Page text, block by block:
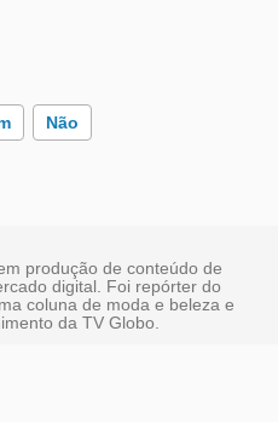
Não
incorreta
que procuro
produção de conteúdo de
digital. Foi repórter do
coluna de moda e beleza e
da TV Globo.